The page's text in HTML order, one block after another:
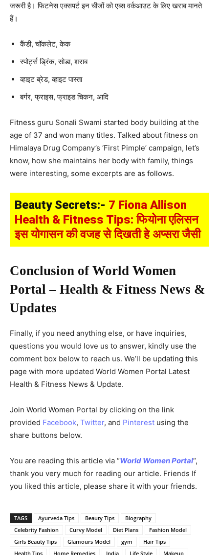
जरूरी है। फिटनेस एक्सपर्ट इन चीजों को एब्स वर्कआउट के लिए खराब मानते
हैं।
कैंडी, चॉकलेट, केक
स्पोर्ट्स ड्रिंक, सोडा, शराब
व्हाइट ब्रेड, व्हाइट पास्ता
बर्गर, फ्राइस, फ्राइड चिकन, आदि
Fitness guru Sonali Swami started body building at the
age of 37 and won many titles. Talked about fitness on
Himalaya Drug Company’s ‘First Pimple’ campaign, let’s
know, how she maintains her body with family, things
were interesting, some excerpts are as follows.
Beauty Secrets:- 7 Fiona Allison
Health & Fitness Tips: फियोना एलिसन
इस योगासन की वजह से दिखती हे अप्सरा जैसी
Conclusion of World Women
Portal – Health & Fitness News &
Updates
Finally, if you need anything else, or have inquiries,
questions you would love us to answer, kindly use the
comment box below to reach us. We’ll be updating this
page with more updated World Women Portal Latest
Health & Fitness News & Update.
Join World Women Portal by clicking on the link
provided Facebook, Twitter, and Pinterest using the
share buttons below.
You are reading this article via “World Women Portal“,
thank you very much for reading our article. Friends If
you liked this article, please share it with your friends.
TAGS Ayurveda Tips Beauty Tips
Biography
Celebrity Fashion
Curvy Model Diet Plans
Fashion Model
Girls Beauty Tips
Glamours Model gym
Hair Tips
Health Tips
Home Remedies India Life Style Makeup